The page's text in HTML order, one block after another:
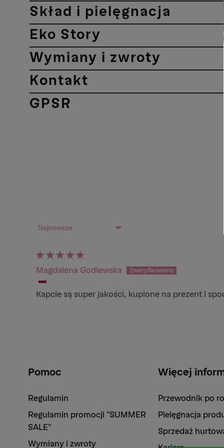
Skład i pielęgnacja
Eko Story
Wymiany i zwroty
Kontakt
GPSR
Sort by
Magdalena Godlewska
Kapcie są super jakości, kupione na prezent i
Pomoc
Regulamin
Regulamin promocji "SUMMER
SALE"
Wymiany i zwroty
Więcej
Przewodnik po
Pielęgnacja
Sprzedaż